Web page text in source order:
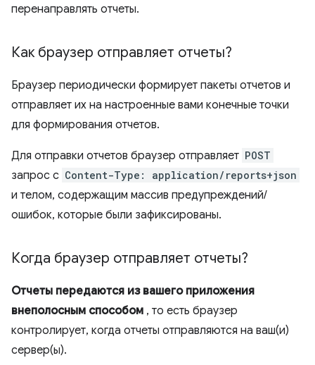
перенаправлять отчеты.
Как браузер отправляет отчеты?
Браузер периодически формирует пакеты отчетов и
отправляет их на настроенные вами конечные точки
для формирования отчетов.
Для отправки отчетов браузер отправляет POST
запрос с Content-Type: application/reports+json
и телом, содержащим массив предупреждений/
ошибок, которые были зафиксированы.
Когда браузер отправляет отчеты?
Отчеты передаются из вашего приложения
внеполосным способом , то есть браузер
контролирует, когда отчеты отправляются на ваш(и)
сервер(ы).